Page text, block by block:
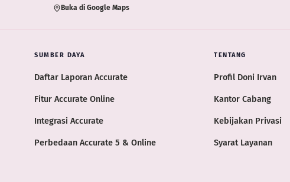
Buka di Google Maps
SUMBER DAYA
Daftar Laporan Accurate
Fitur Accurate Online
Integrasi Accurate
Perbedaan Accurate 5 & Online
TENTANG
Profil Doni Irvan
Kantor Cabang
Kebijakan Privasi
Syarat Layanan